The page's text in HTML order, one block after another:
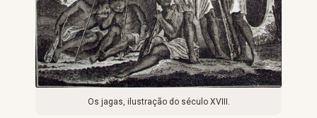
Os jagas, ilustração do século XVIII.